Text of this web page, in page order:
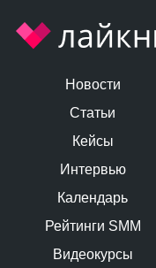
Новости
Статьи
Кейсы
Интервью
Календарь
Рейтинги SMM
Видеокурсы